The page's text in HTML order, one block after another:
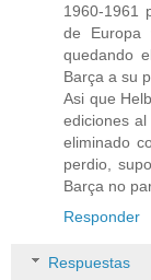
1960-1961
de Europa
quedando
Barça a su
Asi que
ediciones
eliminado
perdio,
Barça no
Responder
Respuestas